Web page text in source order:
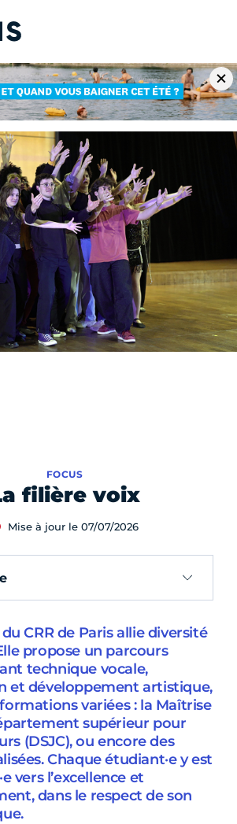
filière voix
FOCUS
Mise à jour le 07/07/2026
CRR de Paris allie diversité
propose un parcours
technique vocale,
et développement artistique,
variées : la Maîtrise
supérieur pour
(DSJC), ou encore des
Chaque étudiant·e y est
vers l’excellence et
dans le respect de son